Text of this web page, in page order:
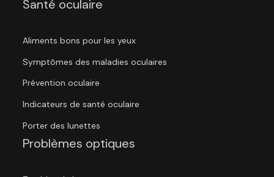
Santé oculaire
Aliments bons pour les yeux
Symptômes des maladies oculaires
Prévention oculaire
Indicateurs de santé oculaire
Porter des lunettes
Problèmes optiques